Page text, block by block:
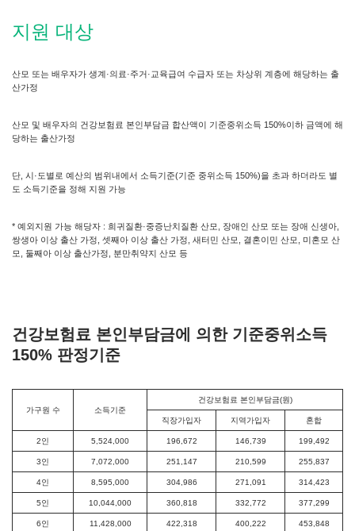
지원 대상
산모 또는 배우자가 생계·의료·주거·교육급여 수급자 또는 차상위 계층에 해당하는 출
산가정
산모 및 배우자의 건강보험료 본인부담금 합산액이 기준중위소득 150%이하 금액에 해
당하는 출산가정
단, 시·도별로 예산의 범위내에서 소득기준(기준 중위소득 150%)을 초과 하더라도 별
도 소득기준을 정해 지원 가능
* 예외지원 가능 해당자 : 희귀질환·중증난치질환 산모, 장애인 산모 또는 장애 신생아,
쌍생아 이상 출산 가정, 셋째아 이상 출산 가정, 새터민 산모, 결혼이민 산모, 미혼모 산
모, 둘째아 이상 출산가정, 분만취약지 산모 등
건강보험료 본인부담금에 의한 기준중위소득
150% 판정기준
가구원 수 소득기준
건강보험료 본인부담금(원)
직장가입자 지역가입자 혼합
2인 5,524,000 196,672 146,739 199,492
3인 7,072,000 251,147 210,599 255,837
4인 8,595,000 304,986 271,091 314,423
5인 10,044,000 360,818 332,772 377,299
6인 11,428,000 422,318 400,222 453,848